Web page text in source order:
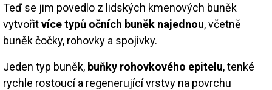
Teď se jim povedlo z lidských kmenových buněk
vytvořitvíce typů očních buněk najednou, včetně
buněk čočky, rohovky a spojivky.
Jeden typ buněk, buňky rohovkového epitelu, tenké
rychle rostoucí a regenerující vrstvy na povrchu